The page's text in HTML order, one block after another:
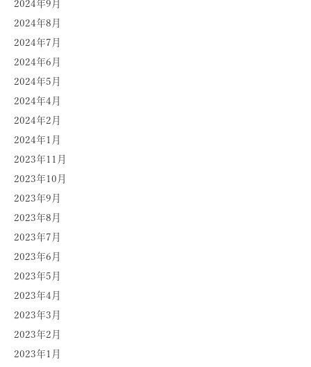
2024年9月
2024年8月
2024年7月
2024年6月
2024年5月
2024年4月
2024年2月
2024年1月
2023年11月
2023年10月
2023年9月
2023年8月
2023年7月
2023年6月
2023年5月
2023年4月
2023年3月
2023年2月
2023年1月